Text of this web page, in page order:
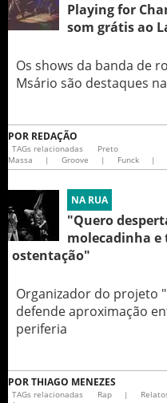
Playing for
som grátis ao
Os shows da banda de
Msário são destaques
POR REDAÇÃO
TAGs relacionadas
Preto
Massa
| Groove | Funck |
NA RUA
"Quero
molecadinha
ostentação"
Organizador do projeto
defende aproximação
periferia
PORTHIAGO MENEZES
TAGs relacionadas Rap |